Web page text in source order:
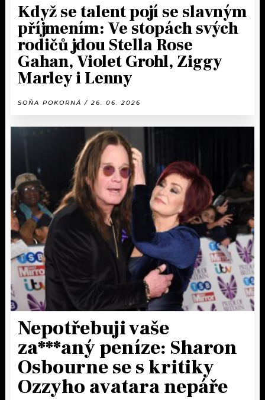
Když se talent pojí se slavným
příjmením: Ve stopách svých
rodičů jdou Stella Rose
Gahan, Violet Grohl, Ziggy
Marley i Lenny
SOŇA POKORNÁ / 26. 06. 2026
Nepotřebuji vaše
za***aný peníze: Sharon
Osbourne se s kritiky
Ozzyho avatara nepáře